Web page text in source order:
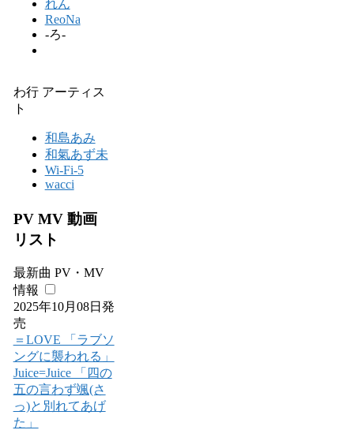
れん
ReoNa
-ろ-
わ行 アーティス
ト
和島あみ
和氣あず未
Wi-Fi-5
wacci
PV MV 動画
リスト
最新曲 PV・MV
情報
2025年10月08日発
売
＝LOVE 「ラブソ
ングに襲われる」
Juice=Juice 「四の
五の言わず颯(さ
っ)と別れてあげ
た」